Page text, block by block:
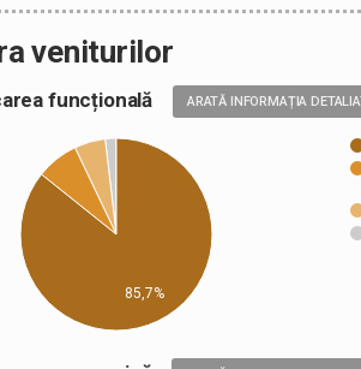
veniturilor
funcțională ARATĂ INFORMAȚIA
85,7%